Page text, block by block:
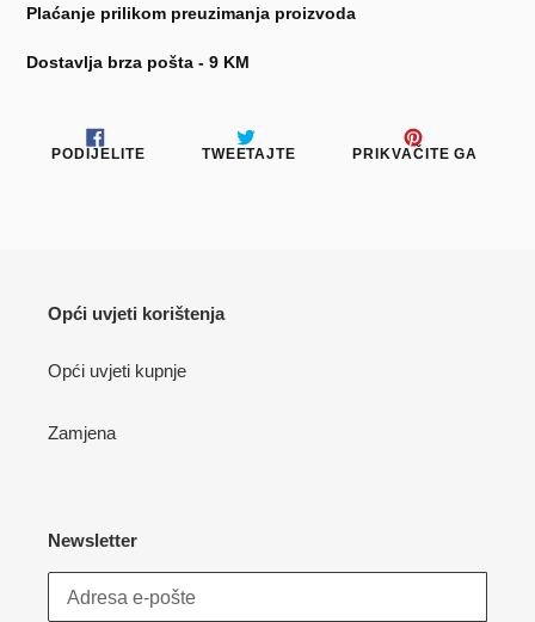
Plaćanje prilikom preuzimanja proizvoda
Dostavlja brza pošta - 9 KM
PODIJELITEPODIJELITETWEETAJTE TWEETAJTEPRIKVAČITE GA
Opći uvjeti korištenja
Opći uvjeti kupnje
Zamjena
Newsletter